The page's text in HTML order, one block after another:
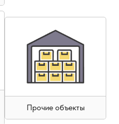
Прочие объекты